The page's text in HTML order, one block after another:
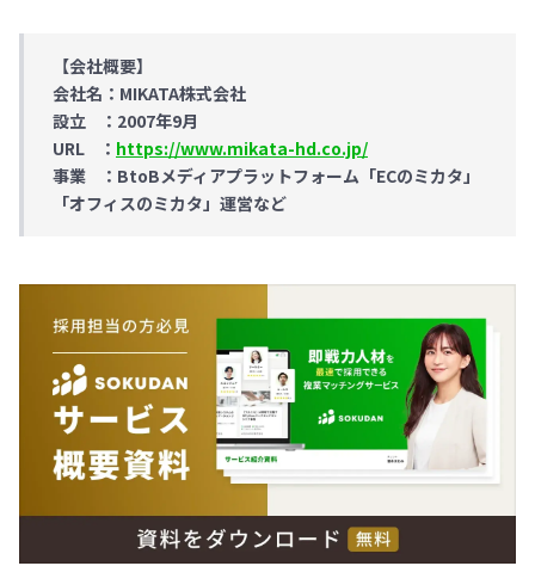
【会社概要】
会社名：MIKATA株式会社
設立 ：2007年9月
URL ： https://www.mikata-hd.co.jp/
事業 ：BtoBメディアプラットフォーム「ECのミカタ」
「オフィスのミカタ」運営など